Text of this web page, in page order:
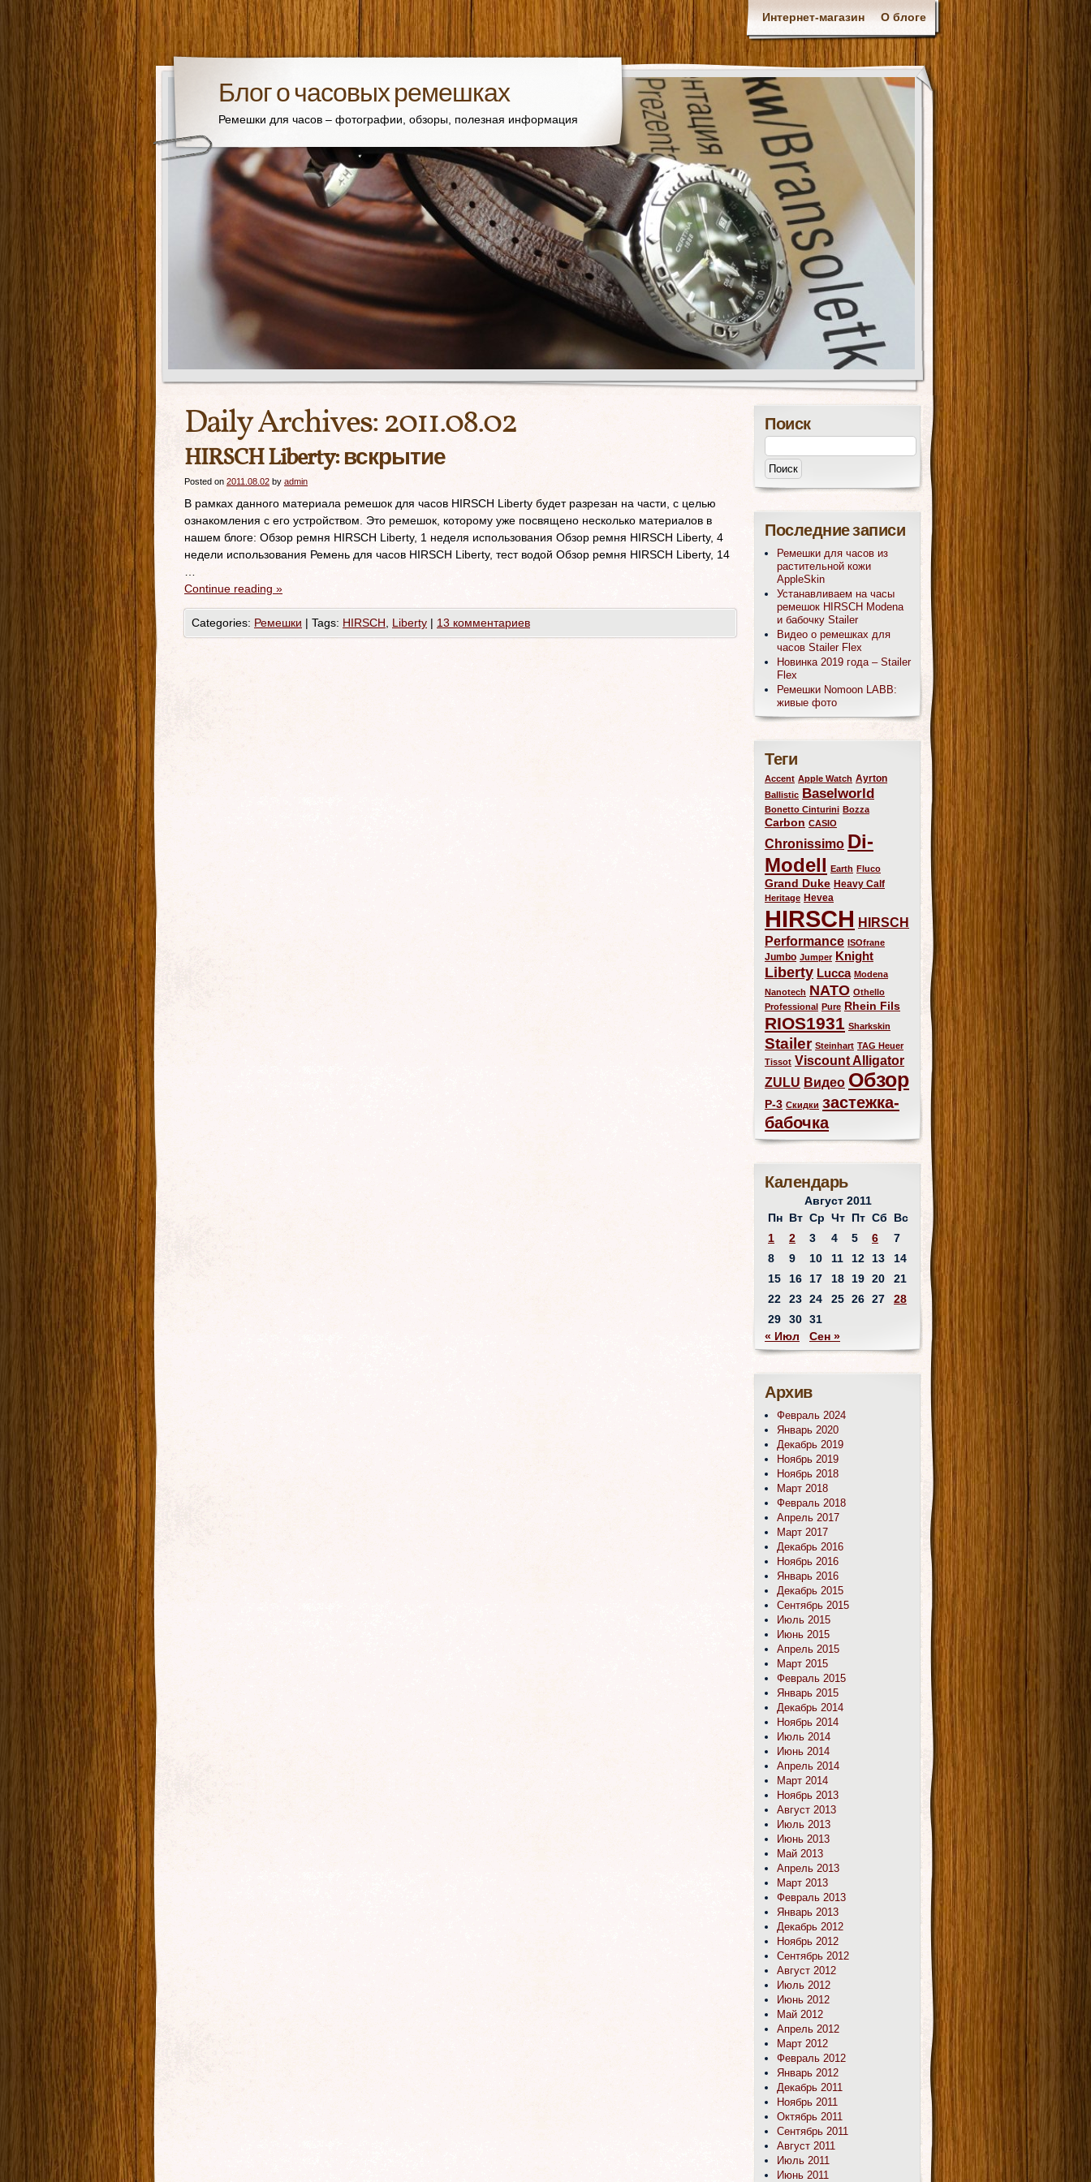
Интернет-магазин О блоге
Блог о часовых ремешках
Ремешки для часов – фотографии, обзоры, полезная информация
Daily Archives:2011.08.02
HIRSCH Liberty: вскрытие
Posted on 2011.08.02 by admin
В рамках данного материала ремешок для часов HIRSCH Liberty будет разрезан на части, с целью
ознакомления с его устройством. Это ремешок, которому уже посвящено несколько материалов в
нашем блоге: Обзор ремня HIRSCH Liberty, 1 неделя использования Обзор ремня HIRSCH Liberty, 4
недели использования Ремень для часов HIRSCH Liberty, тест водой Обзор ремня HIRSCH Liberty, 14
Continue reading »
Categories: Ремешки | Tags: HIRSCH Liberty | 13 комментариев
Поиск
Последние записи
Ремешки для часов из
растительной кожи
AppleSkin
Устанавливаем на часы
ремешок HIRSCH Modena
и бабочку Stailer
Видео о ремешках для
часов Stailer Flex
Новинка 2019 года – Stailer
Flex
Ремешки Nomoon LABB:
живые фото
Теги
Accent Apple Watch Ayrton
Ballistic Baselworld
Bonetto Cinturini Bozza
Carbon CASIO
Chronissimo Di-
Modell Earth Fluco
Grand Duke Heavy Calf
Heritage Hevea
HIRSCH HIRSCH
Performance ISOfrane
Jumbo Jumper Knight
Liberty Lucca Modena
Nanotech NATO Othello
Professional Pure Rhein Fils
RIOS1931 Sharkskin
Stailer Steinhart TAG Heuer
Tissot Viscount Alligator
ZULU Видео Обзор
Р-3 Скидки застежка-
бабочка
Календарь
Август 2011
Пн Вт Ср Чт Пт Сб
Вс
1
2 3 4 5 6
7
8
9 10 11 12 13
14
15
16 17 18 19 20
21
22
23 24 25 26 27
28
29
30 31
« Июл
Сен »
Архив
Февраль 2024
Январь 2020
Декабрь 2019
Ноябрь 2019
Ноябрь 2018
Март 2018
Февраль 2018
Апрель 2017
Март 2017
Декабрь 2016
Ноябрь 2016
Январь 2016
Декабрь 2015
Сентябрь 2015
Июль 2015
Июнь 2015
Апрель 2015
Март 2015
Февраль 2015
Январь 2015
Декабрь 2014
Ноябрь 2014
Июль 2014
Июнь 2014
Апрель 2014
Март 2014
Ноябрь 2013
Август 2013
Июль 2013
Июнь 2013
Май 2013
Апрель 2013
Март 2013
Февраль 2013
Январь 2013
Декабрь 2012
Ноябрь 2012
Сентябрь 2012
Август 2012
Июль 2012
Июнь 2012
Май 2012
Апрель 2012
Март 2012
Февраль 2012
Январь 2012
Декабрь 2011
Ноябрь 2011
Октябрь 2011
Сентябрь 2011
Август 2011
Июль 2011
Июнь 2011